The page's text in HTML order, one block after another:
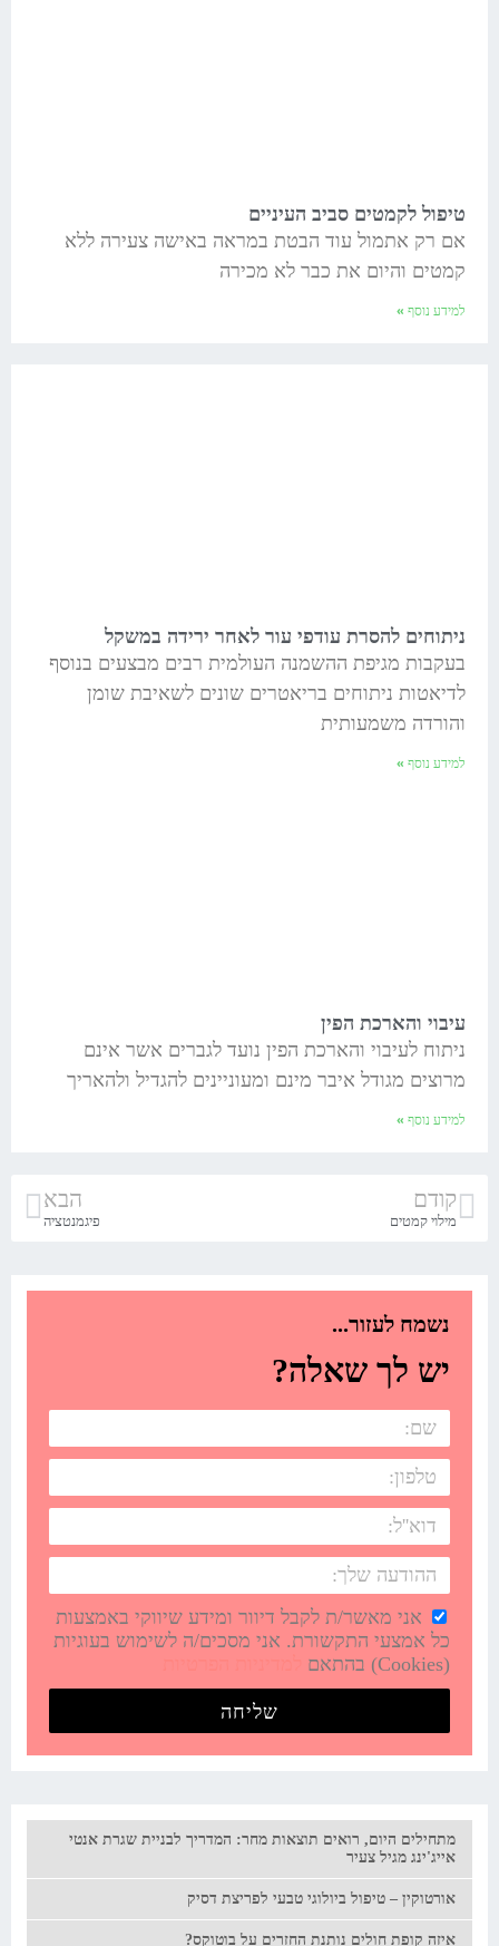
טיפול לקמטים סביב העיניים
אם רק אתמול עוד הבטת במראה באישה צעירה ללא
קמטים והיום את כבר לא מכירה
למידע נוסף »
ניתוחים להסרת עודפי עור לאחר ירידה במשקל
בעקבות מגיפת ההשמנה העולמית רבים מבצעים בנוסף
לדיאטות ניתוחים בריאטרים שונים לשאיבת שומן
והורדה משמעותית
למידע נוסף »
עיבוי והארכת הפין
ניתוח לעיבוי והארכת הפין נועד לגברים אשר אינם
מרוצים מגודל איבר מינם ומעוניינים להגדיל ולהאריך
למידע נוסף »
קודם
מילוי קמטים
הבא
פיגמנטציה
נשמח לעזור...
יש לך שאלה?
אני מאשר/ת לקבל דיוור ומידע שיווקי באמצעות
כל אמצעי התקשורת. אני מסכים/ה לשימוש בעוגיות
(Cookies) בהתאם
שליחה
מתחילים היום, רואים תוצאות מחר: המדריך לבניית שגרת אנטי
אייג'ינג מגיל צעיר
אורטוקין – טיפול ביולוגי טבעי לפריצת דסיק
איזה קופת חולים נותנת החזרים על בוטוקס?